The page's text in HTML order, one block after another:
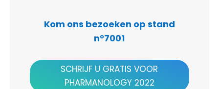
Kom ons bezoeken op stand
n°7001
SCHRIJF U GRATIS VOOR
PHARMANOLOGY 2022